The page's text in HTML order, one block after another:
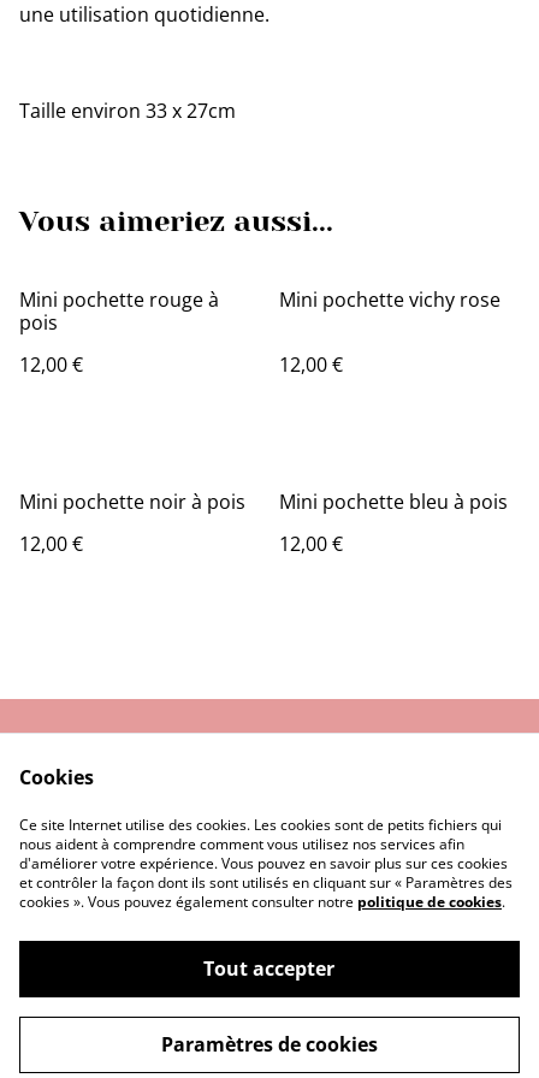
une utilisation quotidienne.
Taille environ 33 x 27cm
Vous aimeriez aussi...
Mini pochette rouge à
pois
12,00 €
Mini pochette vichy rose
12,00 €
Mini pochette noir à pois
12,00 €
Mini pochette bleu à pois
12,00 €
Politique de
Confidentialité
Cookie
©2026MALTES
powered by
Cookies
Ce site Internet utilise des cookies. Les cookies sont de petits fichiers qui
nous aident à comprendre comment vous utilisez nos services afin
d'améliorer votre expérience. Vous pouvez en savoir plus sur ces cookies
et contrôler la façon dont ils sont utilisés en cliquant sur « Paramètres des
cookies ». Vous pouvez également consulter notre politique de cookies.
Tout accepter
Paramètres de cookies